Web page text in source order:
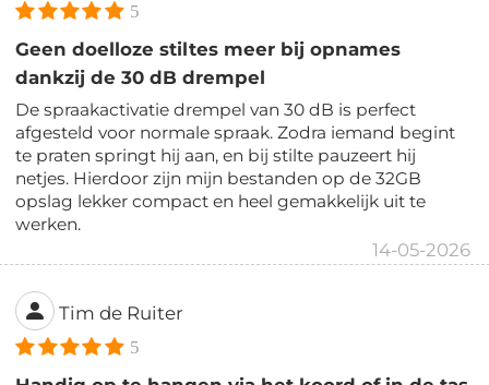
5
Geen doelloze stiltes meer bij opnames
dankzij de 30 dB drempel
De spraakactivatie drempel van 30 dB is perfect
afgesteld voor normale spraak. Zodra iemand begint
te praten springt hij aan, en bij stilte pauzeert hij
netjes. Hierdoor zijn mijn bestanden op de 32GB
opslag lekker compact en heel gemakkelijk uit te
werken.
14-05-2026
Tim de Ruiter
5